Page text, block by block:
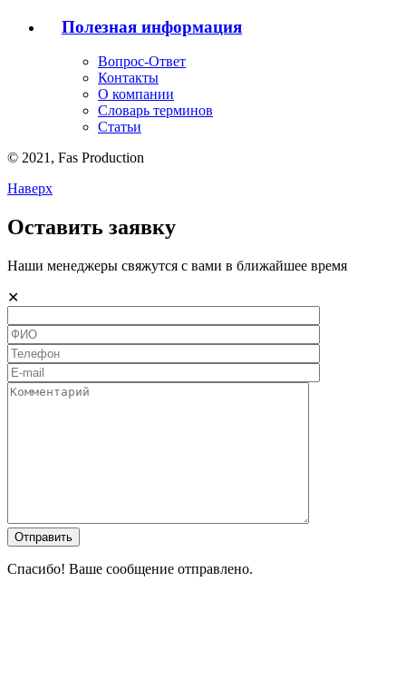
Полезная информация
Вопрос-Ответ
Контакты
О компании
Словарь терминов
Статьи
© 2021, Fas Production
Наверх
Оставить заявку
Наши менеджеры свяжутся с вами в ближайшее время
✕
Спасибо! Ваше сообщение отправлено.